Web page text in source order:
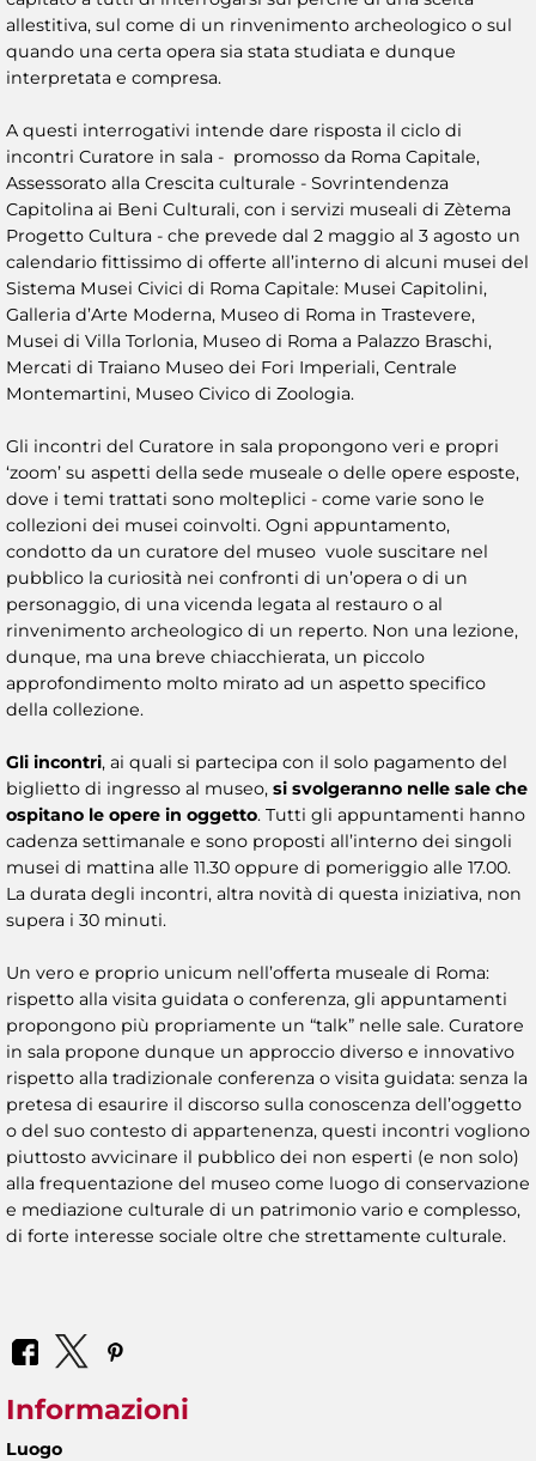
allestitiva, sul come di un rinvenimento archeologico o sul
quando una certa opera sia stata studiata e dunque
interpretata e compresa.
A questi interrogativi intende dare risposta il ciclo di
incontri Curatore in sala - promosso da Roma Capitale,
Assessorato alla Crescita culturale - Sovrintendenza
Capitolina ai Beni Culturali, con i servizi museali di Zètema
Progetto Cultura - che prevede dal 2 maggio al 3 agosto un
calendario fittissimo di offerte all’interno di alcuni musei del
Sistema Musei Civici di Roma Capitale: Musei Capitolini,
Galleria d’Arte Moderna, Museo di Roma in Trastevere,
Musei di Villa Torlonia, Museo di Roma a Palazzo Braschi,
Mercati di Traiano Museo dei Fori Imperiali, Centrale
Montemartini, Museo Civico di Zoologia.
Gli incontri del Curatore in sala propongono veri e propri
‘zoom’ su aspetti della sede museale o delle opere esposte,
dove i temi trattati sono molteplici - come varie sono le
collezioni dei musei coinvolti. Ogni appuntamento,
condotto da un curatore del museo vuole suscitare nel
pubblico la curiosità nei confronti di un’opera o di un
personaggio, di una vicenda legata al restauro o al
rinvenimento archeologico di un reperto. Non una lezione,
dunque, ma una breve chiacchierata, un piccolo
approfondimento molto mirato ad un aspetto specifico
della collezione.
Gli incontri, ai quali si partecipa con il solo pagamento del
biglietto di ingresso al museo, si svolgeranno nelle sale che
ospitano le opere in oggetto. Tutti gli appuntamenti hanno
cadenza settimanale e sono proposti all’interno dei singoli
musei di mattina alle 11.30 oppure di pomeriggio alle 17.00.
La durata degli incontri, altra novità di questa iniziativa, non
supera i 30 minuti.
Un vero e proprio unicum nell’offerta museale di Roma:
rispetto alla visita guidata o conferenza, gli appuntamenti
propongono più propriamente un “talk” nelle sale. Curatore
in sala propone dunque un approccio diverso e innovativo
rispetto alla tradizionale conferenza o visita guidata: senza la
pretesa di esaurire il discorso sulla conoscenza dell’oggetto
o del suo contesto di appartenenza, questi incontri vogliono
piuttosto avvicinare il pubblico dei non esperti (e non solo)
alla frequentazione del museo come luogo di conservazione
e mediazione culturale di un patrimonio vario e complesso,
di forte interesse sociale oltre che strettamente culturale.
Informazioni
Luogo